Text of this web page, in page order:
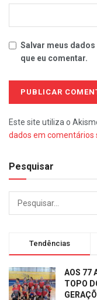
Salvar meus
que eu comentar.
Este site utiliza o
dados em comentários
Pesquisar
Tendências
AOS 77
TOPO